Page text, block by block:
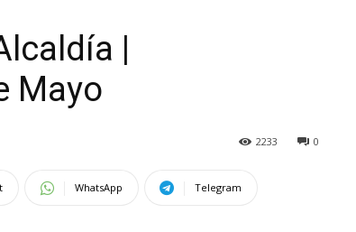
|
Mayo
0
2233
WhatsApp Telegram